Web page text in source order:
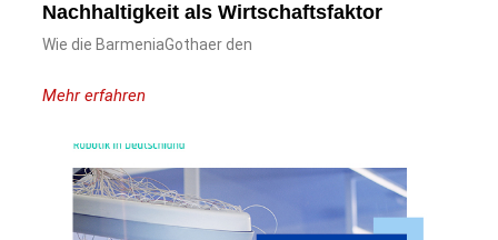
Nachhaltigkeit als Wirtschaftsfaktor
Wie die BarmeniaGothaer den
Mehr erfahren